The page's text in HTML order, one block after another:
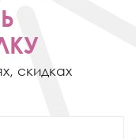
скидках